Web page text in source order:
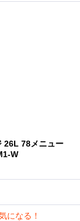
26L 78メニュー
W
になる！